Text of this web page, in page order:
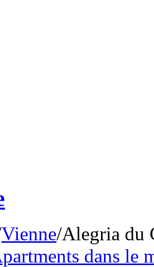
Vienne/Alegria du
dans le